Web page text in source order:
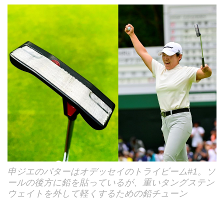
申ジエのパターはオデッセイのトライビーム#1。ソ
ールの後方に鉛を貼っているが、重いタングステン
ウェイトを外して軽くするための鉛チューン